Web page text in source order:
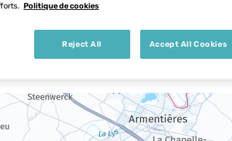
à Haubourdin
Politique de cookies
Reject All Accept All Cookies